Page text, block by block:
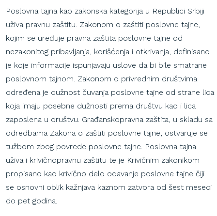
Poslovna tajna kao zakonska kategorija u Republici Srbiji
uživa pravnu zaštitu. Zakonom o zaštiti poslovne tajne,
kojim se uređuje pravna zaštita poslovne tajne od
nezakonitog pribavljanja, korišćenja i otkrivanja, definisano
je koje informacije ispunjavaju uslove da bi bile smatrane
poslovnom tajnom. Zakonom o privrednim društvima
određena je dužnost čuvanja poslovne tajne od strane lica
koja imaju posebne dužnosti prema društvu kao i lica
zaposlena u društvu. Građanskopravna zaštita, u skladu sa
odredbama Zakona o zaštiti poslovne tajne, ostvaruje se
tužbom zbog povrede poslovne tajne. Poslovna tajna
uživa i krivičnopravnu zaštitu te je Krivičnim zakonikom
propisano kao krivično delo odavanje poslovne tajne čiji
se osnovni oblik kažnjava kaznom zatvora od šest meseci
do pet godina.